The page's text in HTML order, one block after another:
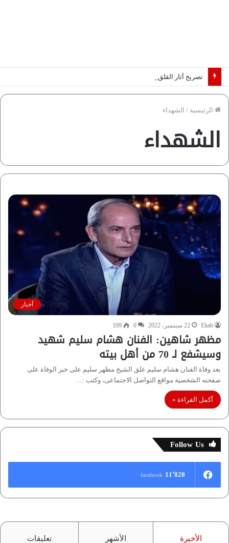
الرئيسية / الشهداء
الشهداء
أخبار
Ehab 22 سبتمبر، 2022 0
109
مظهر شاهين: الفنان هشام سليم شهيد
وسيشفع لـ 70 من أهل بيته
بعد وفاة الفنان هشام سليم علق الشيخ مظهر سليم على خبر الوفاة على
صفحته الشخصية مواقع التواصل الاجتماعى، وكتب :…
أكمل القراءة »
Follow Us
11٬828 facebook
الأخيرة الأشهر تعليقات